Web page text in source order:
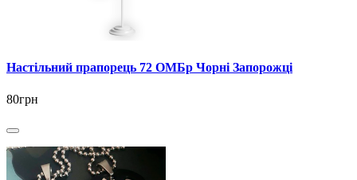
Настільний прапорець 72 ОМБр Чорні Запорожці
80грн